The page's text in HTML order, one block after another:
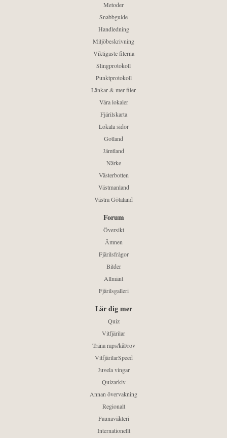
Metoder
Snabbguide
Handledning
Miljöbeskrivning
Viktigaste filerna
Slingprotokoll
Punktprotokoll
Länkar & mer filer
Våra lokaler
Fjärilskarta
Lokala sidor
Gotland
Jämtland
Närke
Västerbotten
Västmanland
Västra Götaland
Forum
Översikt
Ämnen
Fjärilsfrågor
Bilder
Allmänt
Fjärilsgalleri
Lär dig mer
Quiz
Vitfjärilar
Träna raps/kål/rov
VitfjärilarSpeed
Juvela vingar
Quizarkiv
Annan övervakning
Regionalt
Faunaväkteri
Internationellt